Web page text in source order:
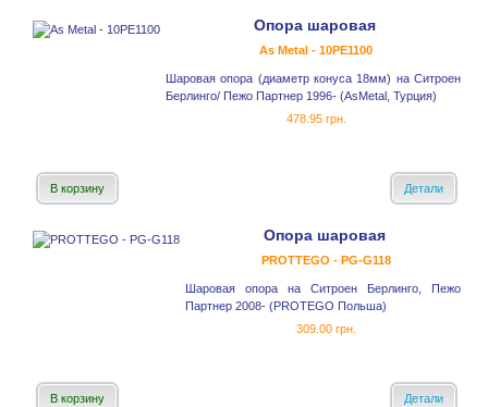
Опора шаровая
As Metal - 10PE1100
Шаровая опора (диаметр конуса 18мм) на Ситроен
Берлинго/ Пежо Партнер 1996- (AsMetal, Турция)
478.95 грн.
В корзину Детали
Опора шаровая
PROTTEGO - PG-G118
Шаровая опора на Ситроен Берлинго, Пежо
Партнер 2008- (PROTEGO Польша)
309.00 грн.
В корзину Детали